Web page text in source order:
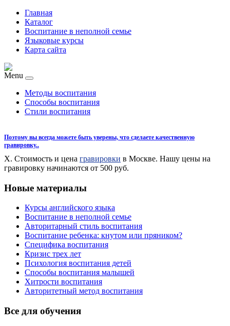
Главная
Каталог
Воспитание в неполной семье
Языковые курсы
Карта сайта
Menu
Методы воспитания
Способы воспитания
Стили воспитания
Поэтому вы всегда можете быть уверены, что сделаете качественную
гравировку..
X. Стоимость и цена гравировки в Москве. Нашу цены на
гравировку начинаются от 500 руб.
Новые материалы
Курсы английского языка
Воспитание в неполной семье
Авторитарный стиль воспитания
Воспитание ребенка: кнутом или пряником?
Специфика воспитания
Кризис трех лет
Психология воспитания детей
Способы воспитания малышей
Хитрости воспитания
Авторитетный метод воспитания
Все для обучения